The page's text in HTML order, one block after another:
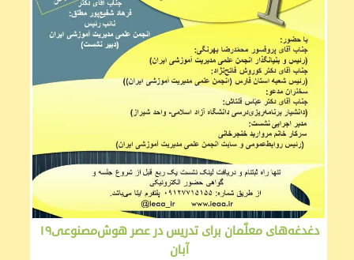
دغدغه‌های معلّمان برای تدریس در عصر هوش‌مصنوعی۱۹
آبان